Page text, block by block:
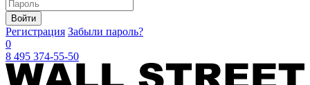
Войти
Регистрация Забыли пароль?
0
8 495 374-55-50